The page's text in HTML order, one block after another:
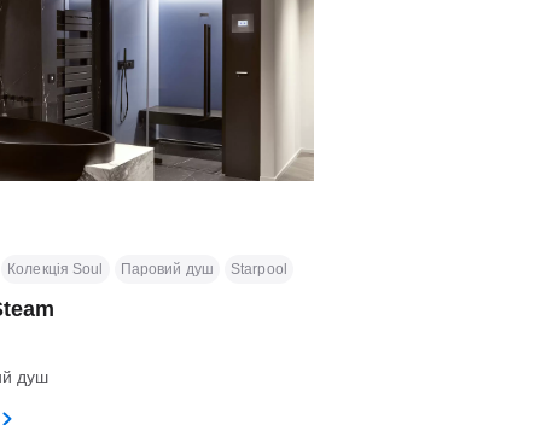
душ
Колекція Soul Паровий душ Starpool